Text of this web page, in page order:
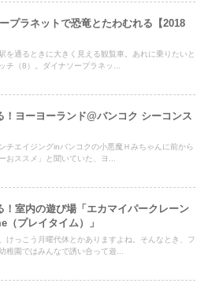
プラネットで恐竜とたわむれる【2018
を通るときに大きく見える観覧車。あれに乗りたいと
チ（8）。ダイナソープラネッ...
！ヨーヨーランド@バンコク シーコンス
チエイジングinバンコクの小悪魔Ｈみちゃんに前から
おススメ」と聞いていた、ヨ...
！室内の遊び場「エカマイパークレーン
（プレイタイム）」
けっこう月曜代休とかありますよね。そんなとき、フ
稚園ではみんなで誘い合って遊...